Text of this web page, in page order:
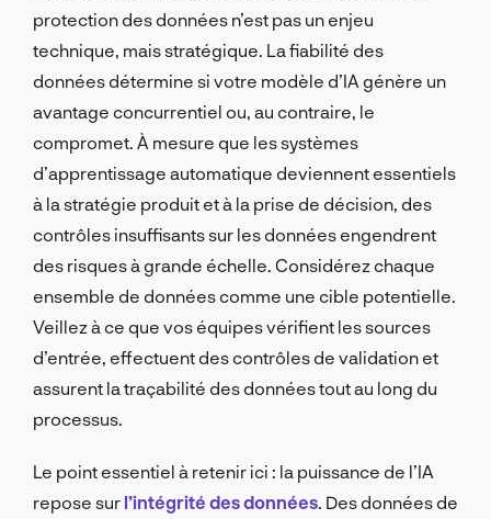
protection des données n’est pas un enjeu
technique, mais stratégique. La fiabilité des
données détermine si votre modèle d’IA génère un
avantage concurrentiel ou, au contraire, le
compromet. À mesure que les systèmes
d’apprentissage automatique deviennent essentiels
à la stratégie produit et à la prise de décision, des
contrôles insuffisants sur les données engendrent
des risques à grande échelle. Considérez chaque
ensemble de données comme une cible potentielle.
Veillez à ce que vos équipes vérifient les sources
d’entrée, effectuent des contrôles de validation et
assurent la traçabilité des données tout au long du
processus.
Le point essentiel à retenir ici : la puissance de l’IA
repose sur l’intégrité des données . Des données de